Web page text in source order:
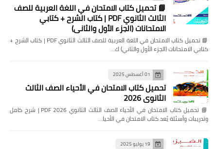
📘 تحميل كتاب الامتحان في اللغة العربية للصف
الثالث الثانوي PDF | كتاب الشرح + كتابي
الامتحانات (الجزء الأول والثاني)
📘 تحميل كتاب الامتحان في اللغة العربية للصف الثالث الثانوي PDF | كتاب الشرح +
كتابي الامتحانات (الجزء الأول والثاني) ك…
01 أغسطس 2025
تحميل كتاب الامتحان في الأحياء الصف الثالث
الثانوي 2026
📘 تحميل كتاب الامتحان في الأحياء الصف الثالث الثانوي 2026 PDF | شرح كامل
وتدريبات وأسئلة يُعد كتاب الامتحان في الأحيا…
19 يوليو 2025